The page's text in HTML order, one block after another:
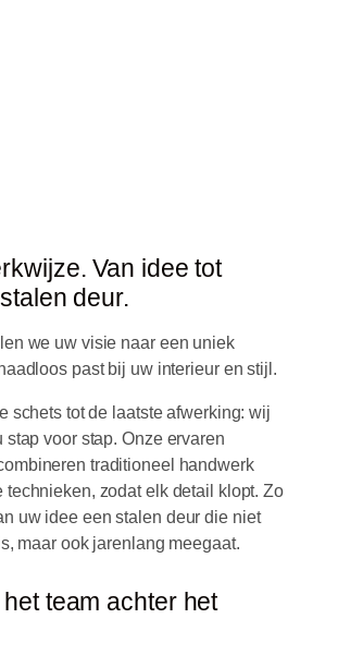
Van idee tot
deur.
we uw visie naar een uniek
past bij uw interieur en stijl.
schets tot de laatste afwerking: wij
stap voor stap. Onze ervaren
traditioneel handwerk
technieken, zodat elk detail klopt. Zo
uw idee een stalen deur die niet
maar ook jarenlang meegaat.
team achter het